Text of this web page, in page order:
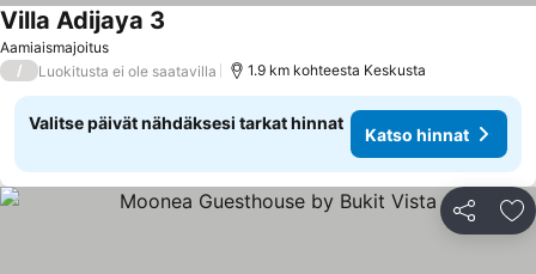
Aamiaismajoitus
Villa Adijaya 3
/ Luokitusta ei ole saatavilla 1.9 km kohteesta Keskusta
Valitse päivät nähdäksesi tarkat hinnat
Katso hinnat
Jaa